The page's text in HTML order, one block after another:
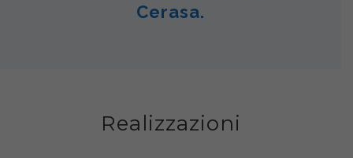
Cerasa.
Realizzazioni